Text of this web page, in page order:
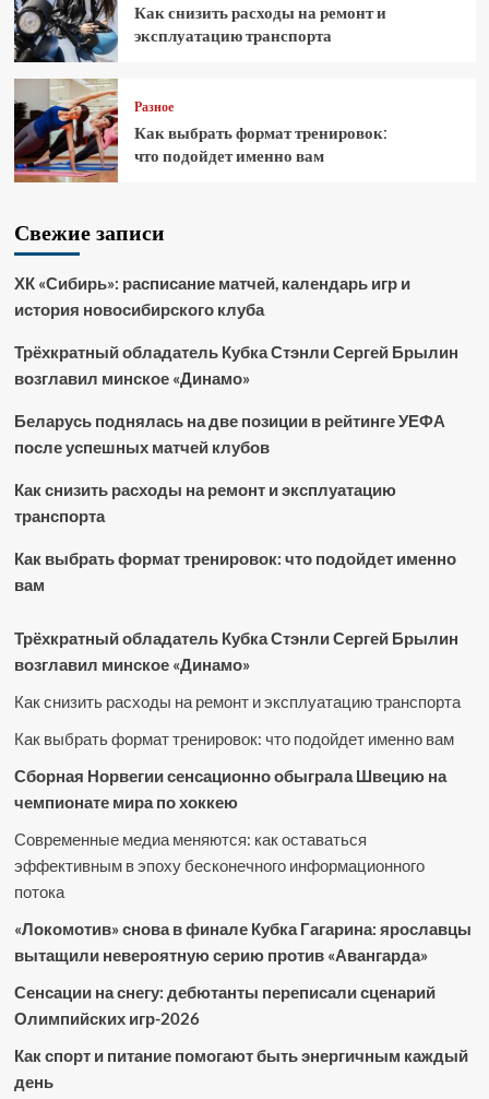
Как снизить расходы на ремонт и
эксплуатацию транспорта
Разное
Как выбрать формат тренировок:
что подойдет именно вам
Свежие записи
ХК «Сибирь»: расписание матчей, календарь игр и
история новосибирского клуба
Трёхкратный обладатель Кубка Стэнли Сергей Брылин
возглавил минское «Динамо»
Беларусь поднялась на две позиции в рейтинге УЕФА
после успешных матчей клубов
Как снизить расходы на ремонт и эксплуатацию
транспорта
Как выбрать формат тренировок: что подойдет именно
вам
Трёхкратный обладатель Кубка Стэнли Сергей Брылин
возглавил минское «Динамо»
Как снизить расходы на ремонт и эксплуатацию транспорта
Как выбрать формат тренировок: что подойдет именно вам
Сборная Норвегии сенсационно обыграла Швецию на
чемпионате мира по хоккею
Современные медиа меняются: как оставаться
эффективным в эпоху бесконечного информационного
потока
«Локомотив» снова в финале Кубка Гагарина: ярославцы
вытащили невероятную серию против «Авангарда»
Сенсации на снегу: дебютанты переписали сценарий
Олимпийских игр-2026
Как спорт и питание помогают быть энергичным каждый
день